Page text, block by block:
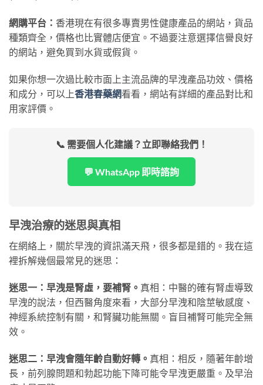
網購平台： 香港現在有很多專賣男性健康產品的網站，貨品
種類齊全，價格也比實體店便宜。不過要注意選擇信譽良好
的網站，避免買到水貨或假貨。
如果你想一次過比較市面上主流品牌的早洩產品功效、價格
和成分，可以上香港春藥網看看，網站有詳細的產品對比和
用家評價。
📞 需要個人化建議？立即聯絡我們！
💬 WhatsApp 即時諮詢
早洩治療的迷思與真相
在網絡上，關於早洩的資訊滿天飛，很多都是錯的。我在這
裡拆解幾個最常見的迷思：
迷思一：早洩是腎虛，要補腎。 真相：中醫的確有腎虛導致
早洩的說法，但西醫角度來看，大部分早洩和陰莖敏感度、
神經系統控制有關，和腎臟功能無關。盲目補腎可能完全無
效。
迷思二：早洩會隨年齡自動好轉。 真相：相反，隨著年齡增
長，前列腺問題和勃起功能下降可能令早洩更嚴重。及早治